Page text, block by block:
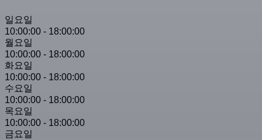
일요일
10:00:00 - 18:00:00
월요일
10:00:00 - 18:00:00
화요일
10:00:00 - 18:00:00
수요일
10:00:00 - 18:00:00
목요일
10:00:00 - 18:00:00
금요일